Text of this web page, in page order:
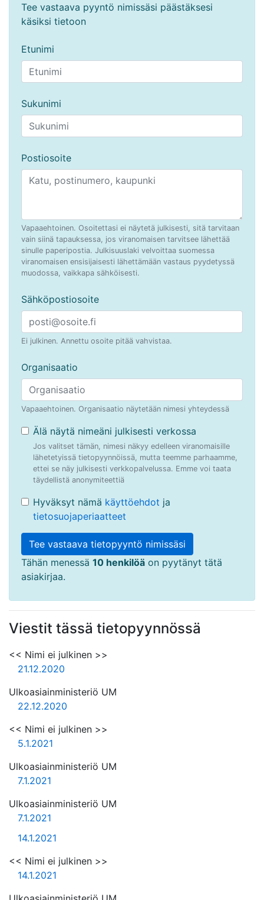
Tee vastaava pyyntö nimissäsi päästäksesi
käsiksi tietoon
Etunimi
Sukunimi
Postiosoite
Vapaaehtoinen. Osoitettasi ei näytetä julkisesti, sitä tarvitaan
vain siinä tapauksessa, jos viranomaisen tarvitsee lähettää
sinulle paperipostia. Julkisuuslaki velvoittaa suomessa
viranomaisen ensisijaisesti lähettämään vastaus pyydetyssä
muodossa, vaikkapa sähköisesti.
Sähköpostiosoite
Ei julkinen. Annettu osoite pitää vahvistaa.
Organisaatio
Vapaaehtoinen. Organisaatio näytetään nimesi yhteydessä
Älä näytä nimeäni julkisesti verkossa
Jos valitset tämän, nimesi näkyy edelleen viranomaisille
lähetetyissä tietopyynnöissä, mutta teemme parhaamme,
ettei se näy julkisesti verkkopalvelussa. Emme voi taata
täydellistä anonymiteettiä
Hyväksyt nämä käyttöehdot ja
tietosuojaperiaatteet
Tee vastaava tietopyyntö nimissäsi
Tähän menessä 10 henkilöä on pyytänyt tätä
asiakirjaa.
Viestit tässä tietopyynnössä
<< Nimi ei julkinen >>
21.12.2020
Ulkoasiainministeriö UM
22.12.2020
<< Nimi ei julkinen >>
5.1.2021
Ulkoasiainministeriö UM
7.1.2021
Ulkoasiainministeriö UM
7.1.2021
14.1.2021
<< Nimi ei julkinen >>
14.1.2021